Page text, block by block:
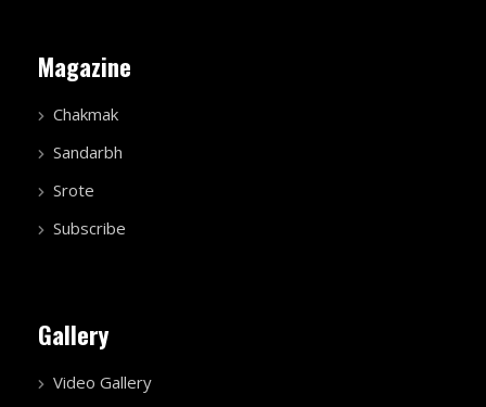
Magazine
Chakmak
Sandarbh
Srote
Subscribe
Gallery
Video Gallery